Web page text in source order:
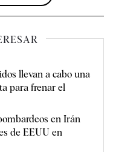
llevan a cabo una
para frenar el
en Irán
de EEUU en